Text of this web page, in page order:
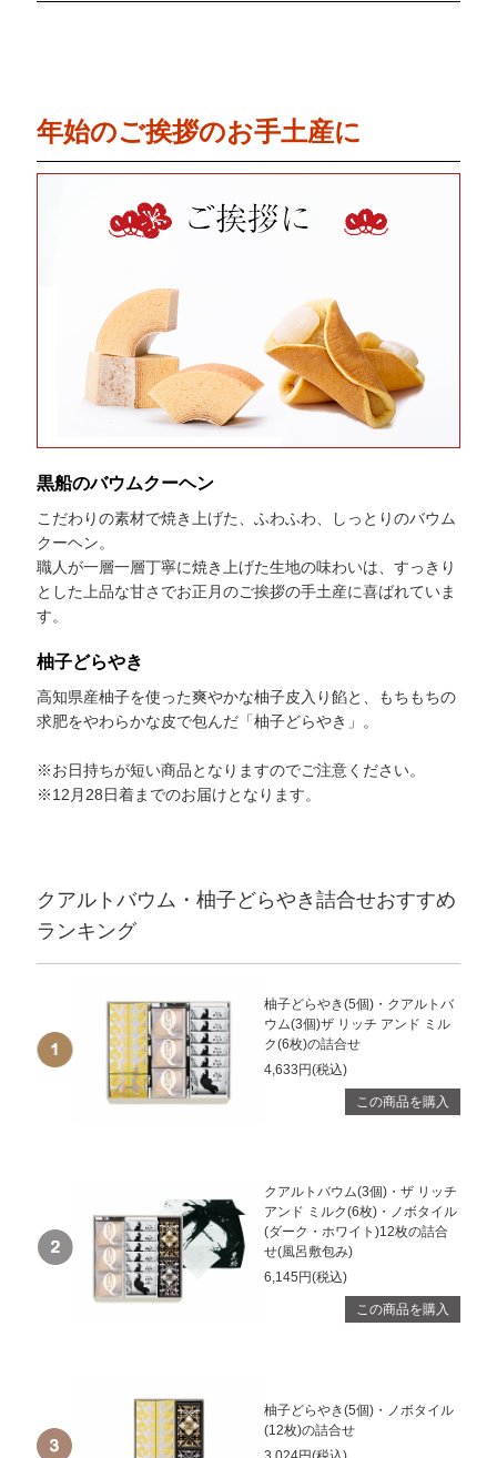
年始のご挨拶のお手土産に
黒船のバウムクーヘン
こだわりの素材で焼き上げた、ふわふわ、しっとりのバウム
クーヘン。
職人が一層一層丁寧に焼き上げた生地の味わいは、すっきり
とした上品な甘さでお正月のご挨拶の手土産に喜ばれていま
す。
柚子どらやき
高知県産柚子を使った爽やかな柚子皮入り餡と、もちもちの
求肥をやわらかな皮で包んだ「柚子どらやき」。
※お日持ちが短い商品となりますのでご注意ください。
※12月28日着までのお届けとなります。
クアルトバウム・柚子どらやき詰合せおすすめ
ランキング
柚子どらやき(5個)・クアルトバ
ウム(3個)ザ リッチ アンド ミル
ク(6枚)の詰合せ
4,633円(税込)
この商品を購入
クアルトバウム(3個)・ザ リッチ
アンド ミルク(6枚)・ノボタイル
(ダーク・ホワイト)12枚の詰合
せ(風呂敷包み)
6,145円(税込)
この商品を購入
柚子どらやき(5個)・ノボタイル
(12枚)の詰合せ